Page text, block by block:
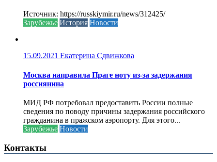
Источник: https://russkiymir.ru/news/312425/
Зарубежье История Новости
15.09.2021 Екатерина Сдвижкова
Москва направила Праге ноту из-за задержания
россиянина
МИД РФ потребовал предоставить России полные
сведения по поводу причины задержания российского
гражданина в пражском аэропорту. Для этого...
Зарубежье Новости
Контакты